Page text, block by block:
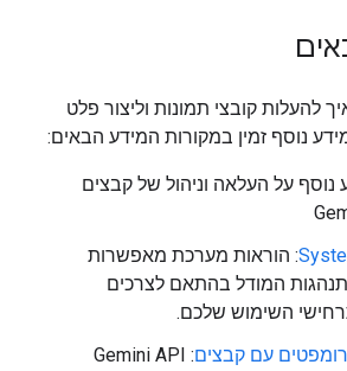
להעלות קובצי תמונות וליצור פלט
נוסף זמין במקורות המידע הבאים:
נוסף על העלאה וניהול של קבצים
: הוראות מערכת מאפשרות
המודל בהתאם לצרכים
השימוש שלכם.
עם קבצים : Gemini API